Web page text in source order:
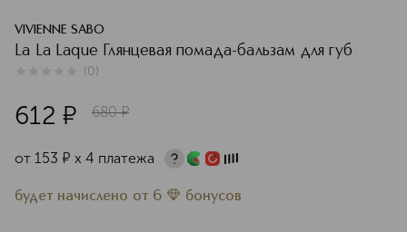
VIVIENNE SABO
La La Laque Глянцевая помада-бальзам для губ
(0)
612 ¤ 680 ¤
от 153 ¤ х 4 платежа
будет начислено от 6 бонусов